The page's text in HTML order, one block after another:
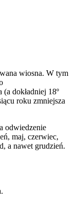
wiosna. W tym
dokładniej 18º
roku zmniejsza
odwiedzenie
maj, czerwiec,
a nawet grudzień.